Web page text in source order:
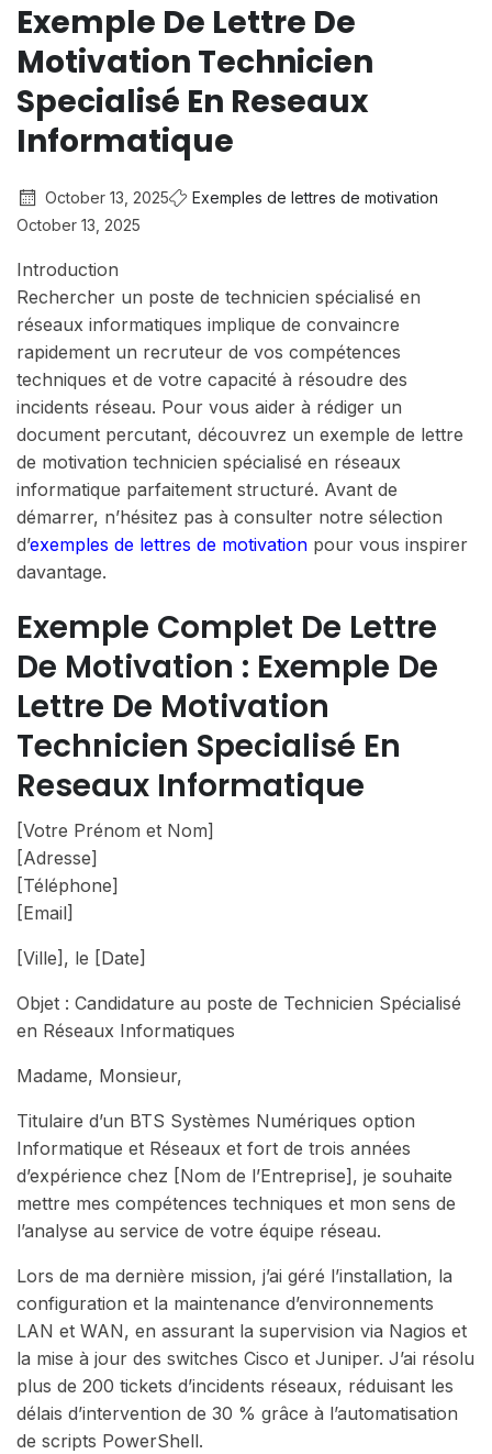
Exemple De Lettre De
Motivation Technicien
Specialisé En Reseaux
Informatique
October 13, 2025
Exemples de lettres de motivation
October 13, 2025
Introduction
Rechercher un poste de technicien spécialisé en
réseaux informatiques implique de convaincre
rapidement un recruteur de vos compétences
techniques et de votre capacité à résoudre des
incidents réseau. Pour vous aider à rédiger un
document percutant, découvrez un exemple de lettre
de motivation technicien spécialisé en réseaux
informatique parfaitement structuré. Avant de
démarrer, n’hésitez pas à consulter notre sélection
d’exemples de lettres de motivation pour vous inspirer
davantage.
Exemple Complet De Lettre
De Motivation : Exemple De
Lettre De Motivation
Technicien Specialisé En
Reseaux Informatique
[Votre Prénom et Nom]
[Adresse]
[Téléphone]
[Email]
[Ville], le [Date]
Objet : Candidature au poste de Technicien Spécialisé
en Réseaux Informatiques
Madame, Monsieur,
Titulaire d’un BTS Systèmes Numériques option
Informatique et Réseaux et fort de trois années
d’expérience chez [Nom de l’Entreprise], je souhaite
mettre mes compétences techniques et mon sens de
l’analyse au service de votre équipe réseau.
Lors de ma dernière mission, j’ai géré l’installation, la
configuration et la maintenance d’environnements
LAN et WAN, en assurant la supervision via Nagios et
la mise à jour des switches Cisco et Juniper. J’ai résolu
plus de 200 tickets d’incidents réseaux, réduisant les
délais d’intervention de 30 % grâce à l’automatisation
de scripts PowerShell.